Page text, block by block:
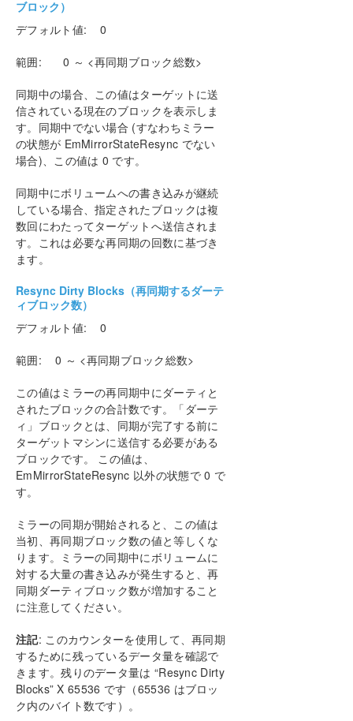
ブロック）
デフォルト値: 0
範囲: 0 ～ <再同期ブロック総数>
同期中の場合、この値はターゲットに送
信されている現在のブロックを表示しま
す。同期中でない場合 (すなわちミラー
の状態が EmMirrorStateResync でない
場合)、この値は 0 です。
同期中にボリュームへの書き込みが継続
している場合、指定されたブロックは複
数回にわたってターゲットへ送信されま
す。これは必要な再同期の回数に基づき
ます。
Resync Dirty Blocks（再同期するダーテ
ィブロック数）
デフォルト値: 0
範囲: 0 ～ <再同期ブロック総数>
この値はミラーの再同期中にダーティと
されたブロックの合計数です。「ダーテ
ィ」ブロックとは、同期が完了する前に
ターゲットマシンに送信する必要がある
ブロックです。 この値は、
EmMirrorStateResync 以外の状態で 0 で
す。
ミラーの同期が開始されると、この値は
当初、再同期ブロック数の値と等しくな
ります。ミラーの同期中にボリュームに
対する大量の書き込みが発生すると、再
同期ダーティブロック数が増加すること
に注意してください。
注記: このカウンターを使用して、再同期
するために残っているデータ量を確認で
きます。残りのデータ量は “Resync Dirty
Blocks” X 65536 です（65536 はブロッ
ク内のバイト数です）。